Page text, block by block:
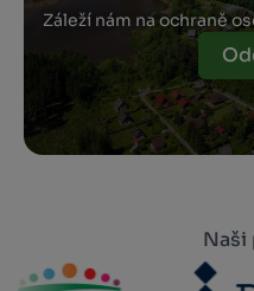
Záleží nám na ochraně
Naši